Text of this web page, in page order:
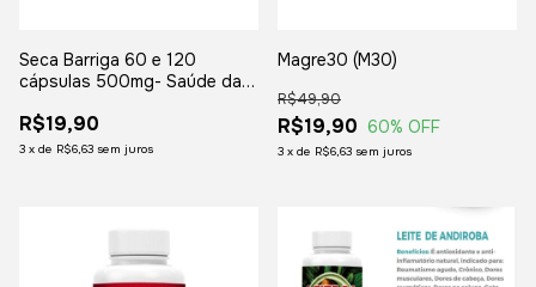
Seca Barriga 60 e 120
cápsulas 500mg- Saúde da
R$19,90
3 x de R$6,63 sem juros
Magre30 (M30)
R$19,90
R$49,90
60% OFF
3 x de R$6,63 sem juros